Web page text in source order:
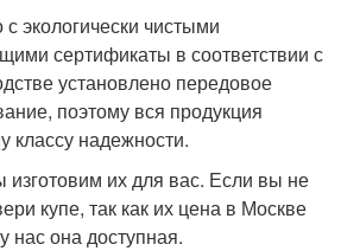
экологически чистыми
сертификаты в соответствии с
установлено передовое
поэтому вся продукция
классу надежности.
изготовим их для вас. Если вы не
купе, так как их цена в Москве
нас она доступная.